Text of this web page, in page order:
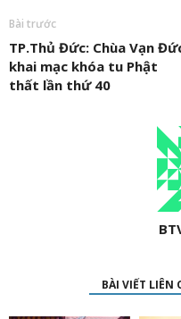
Bài trước
TP.Thủ Đức: Chùa Vạn
khai mạc khóa tu Phật
thất lần thứ 40
BÀI VIẾT LIÊN